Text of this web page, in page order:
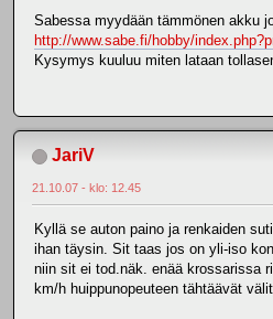
Sabessa myydään tämmönen akku
http://www.sabe.fi/hobby/
Kysymys kuuluu miten lataan
JariV
21.10.07 - klo: 12.45
Kyllä se auton paino ja renkaiden
ihan täysin. Sit taas jos on yli-iso
niin sit ei tod.näk. enää krossarissa
km/h huippunopeuteen tähtäävät